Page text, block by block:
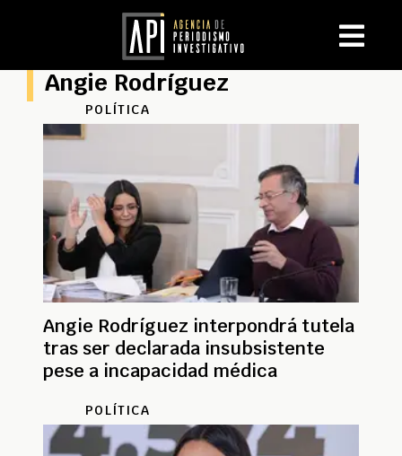
Angie Rodríguez
POLÍTICA
Angie Rodríguez interpondrá tutela
tras ser declarada insubsistente
pese a incapacidad médica
POLÍTICA